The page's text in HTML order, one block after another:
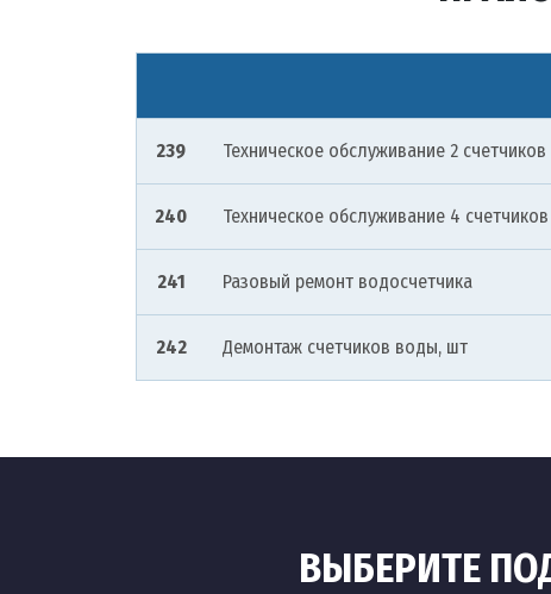
239 Техническое обслуживание 2
240 Техническое обслуживание 4
241 Разовый ремонт водосчетчика
242 Демонтаж счетчиков воды, шт
ВЫБЕРИТЕ